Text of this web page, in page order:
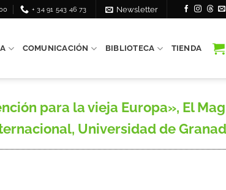
+ 34 91 543 46 73 Newsletter
COMUNICACIÓN BIBLIOTECA TIENDA
para la vieja Europa», El
Universidad de